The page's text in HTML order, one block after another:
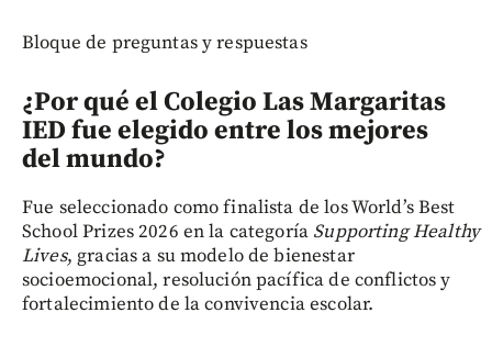
Bloque de preguntas y respuestas
¿Por qué el Colegio Las Margaritas
IED fue elegido entre los mejores
del mundo?
Fue seleccionado como finalista de los World’s Best
School Prizes 2026 en la categoría Supporting Healthy
Lives, gracias a su modelo de bienestar
socioemocional, resolución pacífica de conflictos y
fortalecimiento de la convivencia escolar.